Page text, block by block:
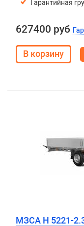
Гарантийная
627400 руб
МЗСА H 5221-